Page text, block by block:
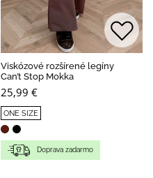
Viskózové rozšírené legíny
Can’t Stop Mokka
25,99 €
ONE SIZE
Doprava zadarmo